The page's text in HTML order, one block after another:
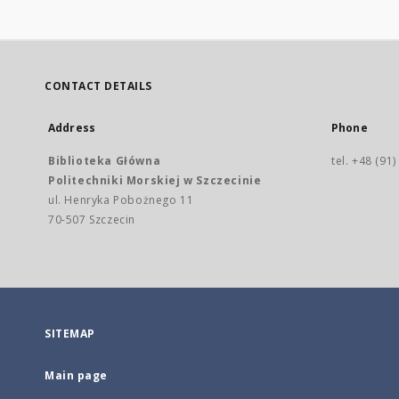
CONTACT DETAILS
Address
Biblioteka Główna
Politechniki Morskiej w Szczecinie
ul. Henryka Pobożnego 11
70-507 Szczecin
Phone
tel. +48
SITEMAP
Main page